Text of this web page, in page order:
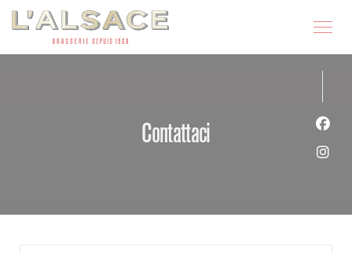
Personalizzazione delle tue scelte sui cookie
Contattaci